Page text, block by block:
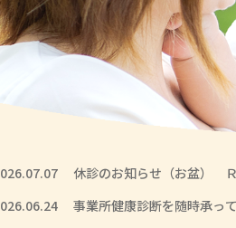
休診のお知らせ（お盆）
事業所健康診断を随時承って